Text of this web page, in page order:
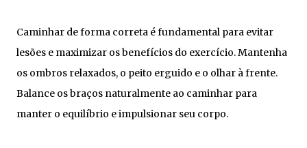
Caminhar de forma correta é fundamental para evitar
lesões e maximizar os benefícios do exercício. Mantenha
os ombros relaxados, o peito erguido e o olhar à frente.
Balance os braços naturalmente ao caminhar para
manter o equilíbrio e impulsionar seu corpo.